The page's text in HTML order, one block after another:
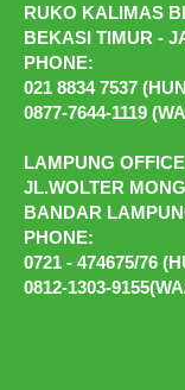
RUKO KALIMAS
BEKASI TIMUR -
PHONE:
021 8834 7537
0877-7644-1119
LAMPUNG
JL.WOLTER
BANDAR
PHONE:
0721 - 474675/76
0812-1303-